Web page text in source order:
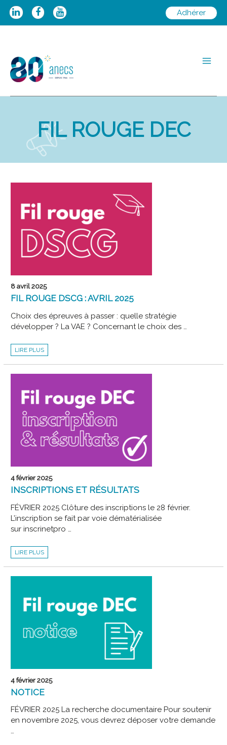
Aller
Adhérer
FIL ROUGE DEC
8 avril 2025
FIL ROUGE DSCG : AVRIL 2025
Choix des épreuves à passer : quelle stratégie
développer ? La VAE ? Concernant le choix des …
FIL
ROUGE
:
LIRE PLUS
4 février 2025
INSCRIPTIONS ET RÉSULTATS
FÉVRIER 2025 Clôture des inscriptions le 28 février.
L’inscription se fait par voie dématérialisée
sur inscrinetpro …
INSCRIPTIONS
ET
LIRE PLUS
4 février 2025
NOTICE
FÉVRIER 2025 La recherche documentaire Pour soutenir
en novembre 2025, vous devrez déposer votre demande
…